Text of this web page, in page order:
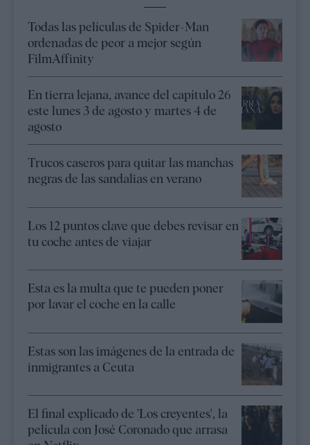
Todas las películas de Spider-Man
ordenadas de peor a mejor según
FilmAffinity
En tierra lejana, avance del capítulo 26
este lunes 3 de agosto y martes 4 de
agosto
Trucos caseros para quitar las manchas
negras de las sandalias en verano
Los 12 puntos clave que debes revisar en
tu coche antes de viajar
Esta es la multa que te pueden poner
por lavar el coche en la calle
Estas son las imágenes de la entrada de
inmigrantes a Ceuta
El final explicado de 'Los creyentes', la
película con José Coronado que arrasa